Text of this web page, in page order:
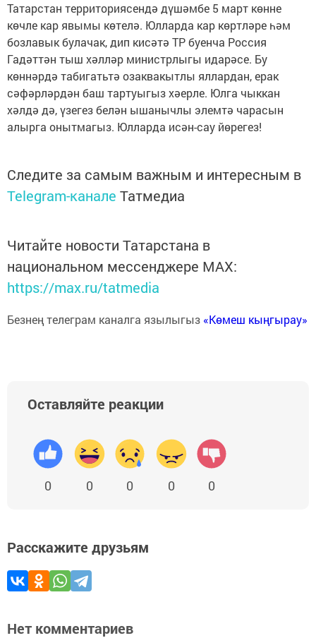
Татарстан территориясендә дүшәмбе 5 март көнне
көчле кар явымы көтелә. Юлларда кар көртләре һәм
бозлавык булачак, дип кисәтә ТР буенча Россия
Гадәттән тыш хәлләр министрлыгы идарәсе. Бу
көннәрдә табигатьтә озаквакытлы яллардан, ерак
сәфәрләрдән баш тартуыгыз хәерле. Юлга чыккан
хәлдә дә, үзегез белән ышанычлы элемтә чарасын
алырга онытмагыз. Юлларда исән-сау йөрегез!
Следите за самым важным и интересным в
Telegram-канале Татмедиа
Читайте новости Татарстана в
национальном мессенджере MАХ:
https://max.ru/tatmedia
Безнең телеграм каналга язылыгыз «Көмеш кыңгырау»
Оставляйте реакции
0 0 0 0 0
Расскажите друзьям
Нет комментариев